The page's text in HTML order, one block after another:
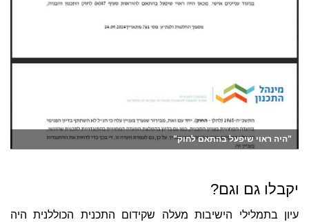
"היה ראוי שיפעל בהתאם לחוק"
יקבלו גם וגם?
עיון בתמלילי הישיבות מעלה שקידום התכנית הכוללנית היה